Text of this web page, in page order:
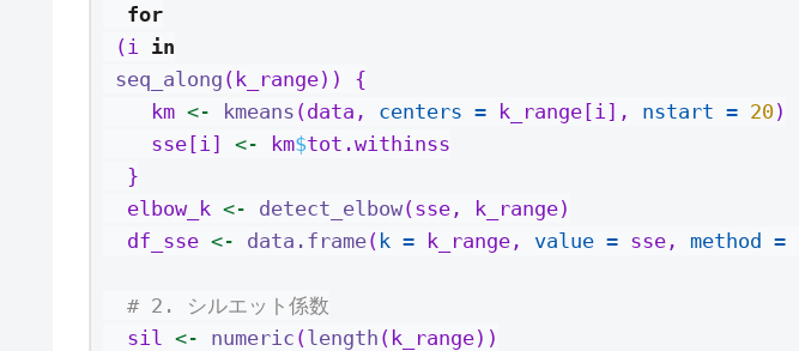
for
(i in
seq_along (k_range)) {
    km
<- kmeans (data, centers = k_range[i], nstart = 20)
    sse[i]
<- km$tot.withinss
  }
  elbow_k
<- detect_elbow(sse, k_range)
  df_sse
<- data.frame( k = k_range, value = sse, method =
# 2. シルエット係数
  sil
<- numeric (length (k_range))